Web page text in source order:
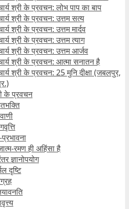
श्री के प्रवचन: लोभ पाप का बाप
श्री के प्रवचन: उत्तम सत्य
श्री के प्रवचन: उत्तम मार्दव
श्री के प्रवचन: उत्तम त्याग
श्री के प्रवचन: उत्तम आर्जव
श्री के प्रवचन: आत्मा सनातन है
श्री के प्रवचन: 25 मुनि दीक्षा (जबलपुर,
के प्रवचन
प्रभावना
रमण ही अहिंसा है
ज्ञानोपयोग
दृष्टि